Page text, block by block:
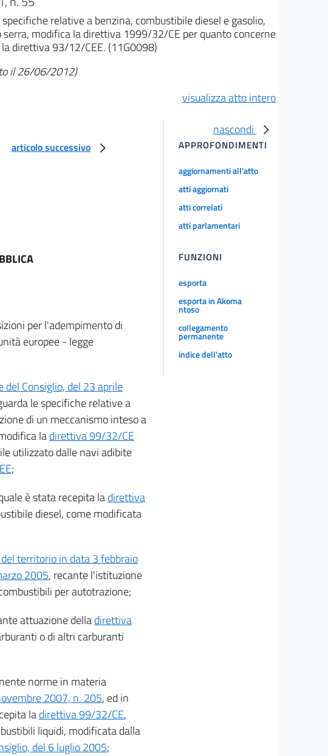
relative a benzina, combustibile diesel e gasolio,
modifica la direttiva 1999/32/CE per quanto concerne
direttiva 93/12/CEE. (11G0098)
il 26/06/2012)
visualizza atto intero
articolo successivo
per l'adempimento di
europee - legge
Consiglio, del 23 aprile
le specifiche relative a
di un meccanismo inteso a
ladirettiva 99/32/CE
utilizzato dalle navi adibite
;
è stata recepita ladirettiva
diesel, come modificata
territorio in data 3 febbraio
2005, recante l'istituzione
per autotrazione;
attuazione delladirettiva
o di altri carburanti
norme in materia
2007, n. 205, ed in
ladirettiva 99/32/CE,
liquidi, modificata dalla
del 6 luglio 2005;
nascondi
APPROFONDIMENTI
aggiornamenti all'atto
atti aggiornati
atti correlati
atti parlamentari
FUNZIONI
esporta
esporta in Akoma
ntoso
collegamento
permanente
indice dell'atto